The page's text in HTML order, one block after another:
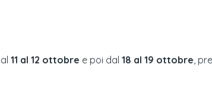
11 al 12 ottobre e poi dal 18 al 19 ottobre ,